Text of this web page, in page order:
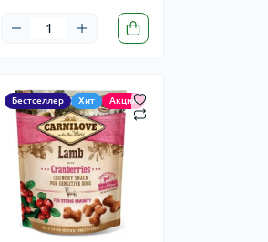
Бестселлер Хит Акция